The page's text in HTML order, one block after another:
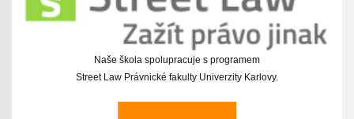
Naše škola spolupracuje s programem
Street Law Právnické fakulty Univerzity Karlovy.